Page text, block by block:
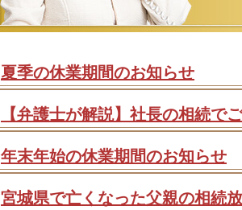
夏季の休業期間のお知らせ
【弁護士が解説】社長の相続で
年末年始の休業期間のお知らせ
宮城県で亡くなった父親の相続